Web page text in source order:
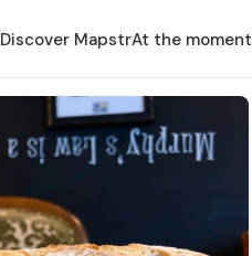
Discover MapstrAt the moment